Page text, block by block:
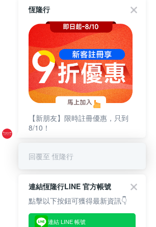
恆隆行
【新朋友】限時註冊優惠，只到
8/10！
回覆至 恆隆行
連結恆隆行LINE 官方帳號
點擊以下按鈕可獲得最新資訊👇
連結 LINE 帳號